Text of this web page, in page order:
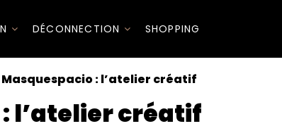
DÉCONNECTION SHOPPING
Masquespacio : l’atelier créatif
l’atelier créatif